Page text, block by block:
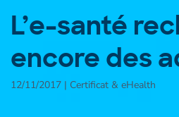
L’e-santé
encore des
12/11/2017 | Certificat & eHealth